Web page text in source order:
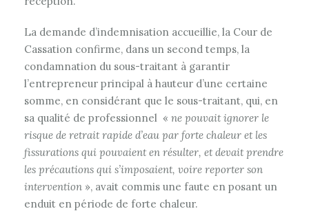
La demande d’indemnisation accueillie, la Cour de
Cassation confirme, dans un second temps, la
condamnation du sous-traitant à garantir
l’entrepreneur principal à hauteur d’une certaine
somme, en considérant que le sous-traitant, qui, en
sa qualité de professionnel « ne pouvait ignorer le
risque de retrait rapide d’eau par forte chaleur et les
fissurations qui pouvaient en résulter, et devait prendre
les précautions qui s’imposaient, voire reporter son
intervention », avait commis une faute en posant un
enduit en période de forte chaleur.